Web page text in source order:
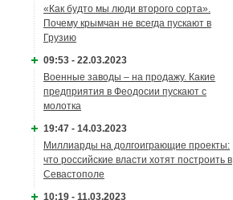
«Как будто мы люди второго сорта».
Почему крымчан не всегда пускают в
Грузию
09:53 - 22.03.2023
Военные заводы – на продажу. Какие
предприятия в Феодосии пускают с
молотка
19:47 - 14.03.2023
Миллиарды на долгоиграющие проекты:
что российские власти хотят построить в
Севастополе
10:19 - 11.03.2023